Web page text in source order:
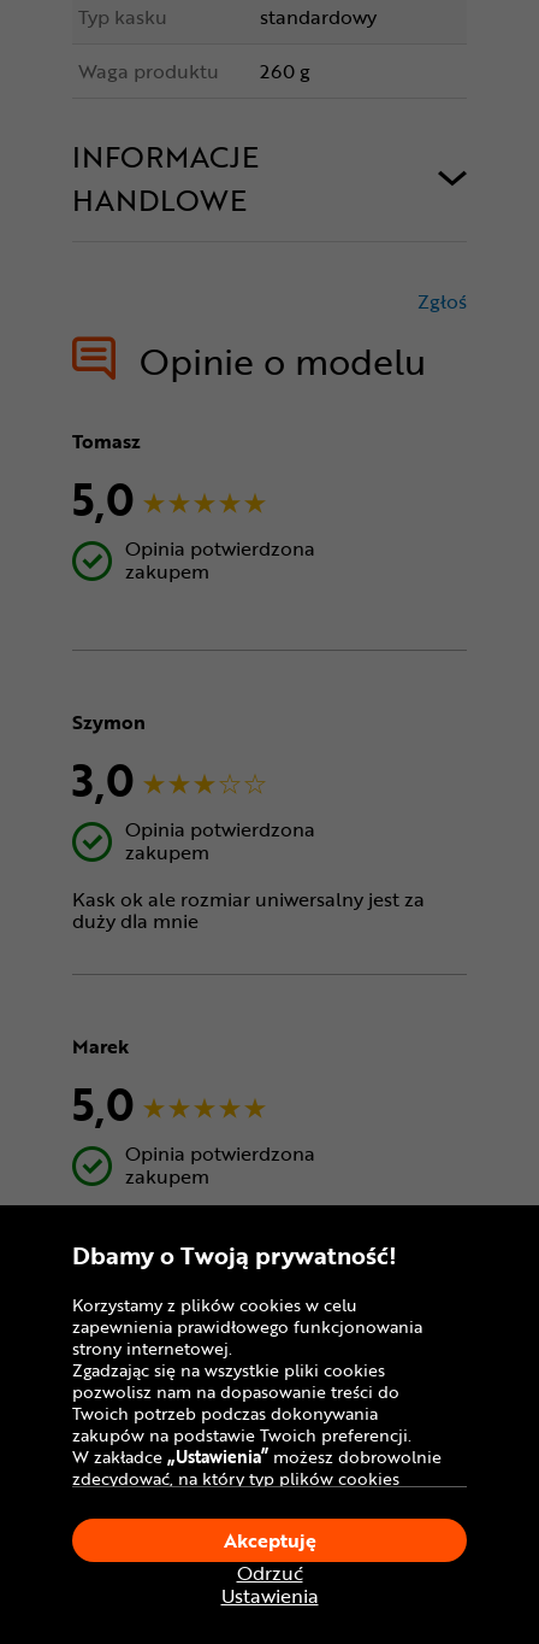
Typ kasku
standardowy
Waga produktu
260 g
INFORMACJE
HANDLOWE
Opinie o modelu
Zgłoś
Tomasz
5,0
Opinia potwierdzona
zakupem
Szymon
3,0
Opinia potwierdzona
zakupem
Kask ok ale rozmiar uniwersalny jest za
duży dla mnie
Marek
5,0
Opinia potwierdzona
zakupem
Andrzej
5,0
Opinia potwierdzona
zakupem
Dbamy o Twoją prywatność!
Korzystamy z plików cookies w celu
zapewnienia prawidłowego funkcjonowania
strony internetowej.
Zgadzając się na wszystkie pliki cookies
pozwolisz nam na dopasowanie treści do
Twoich potrzeb podczas dokonywania
zakupów na podstawie Twoich preferencji.
W zakładce„Ustawienia” możesz dobrowolnie
zdecydować, na który typ plików cookies
Klikając„Akceptuję”, wyrażasz zgodę na
stosowanie ciasteczek zgodnie z ustawieniami
Twojej przeglądarki.
W dowolnym momencie, możesz dokonać
zmiany swojego wyboru klikając opcję
Ustawienia
Odrzuć
Akceptuję